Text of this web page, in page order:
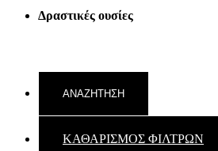
Δραστικές ουσίες
ΚΑΘΑΡΙΣΜΟΣ ΦΙΛΤΡΩΝ